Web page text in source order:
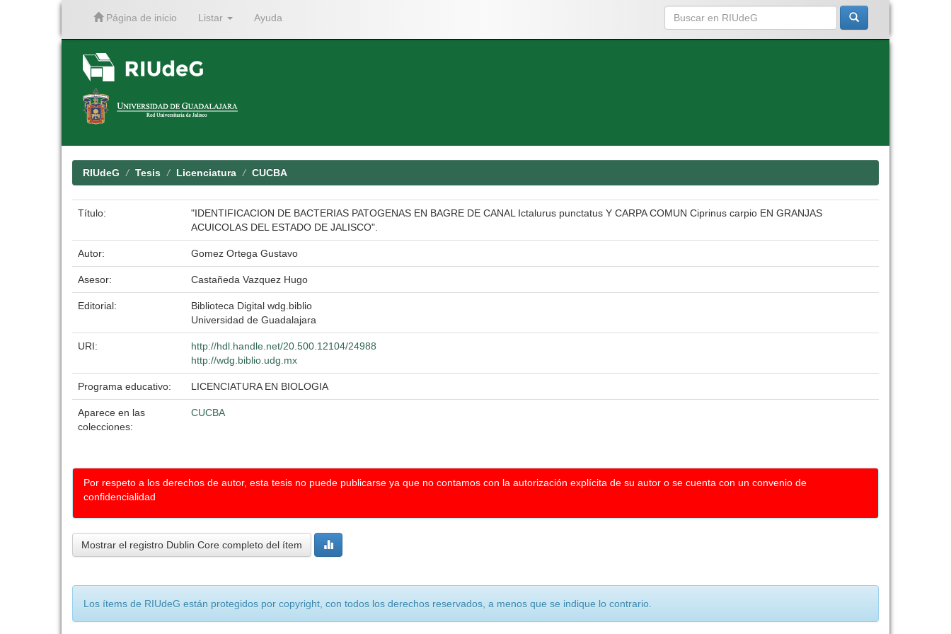
Página de inicio Listar Ayuda
RIUdeG Tesis Licenciatura CUCBA
Título:
"IDENTIFICACION DE BACTERIAS PATOGENAS EN BAGRE DE CANAL Ictalurus punctatus Y CARPA COMUN Ciprinus carpio EN GRANJAS
ACUICOLAS DEL ESTADO DE JALISCO".
Autor: Gomez Ortega Gustavo
Asesor: Castañeda Vazquez Hugo
Editorial:
Biblioteca Digital wdg.biblio
Universidad de Guadalajara
URI:
http://hdl.handle.net/20.500.12104/24988
http://wdg.biblio.udg.mx
Programa educativo: LICENCIATURA EN BIOLOGIA
Aparece en las
colecciones:
CUCBA
Por respeto a los derechos de autor, esta tesis no puede publicarse ya que no contamos con la autorización explícita de su autor o se cuenta con un convenio de
confidencialidad
Mostrar el registro Dublin Core completo del ítem
Los ítems de RIUdeG están protegidos por copyright, con todos los derechos reservados, a menos que se indique lo contrario.